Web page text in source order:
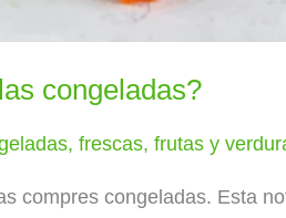
congeladas?
,frescas,frutas y
compres congeladas. Esta